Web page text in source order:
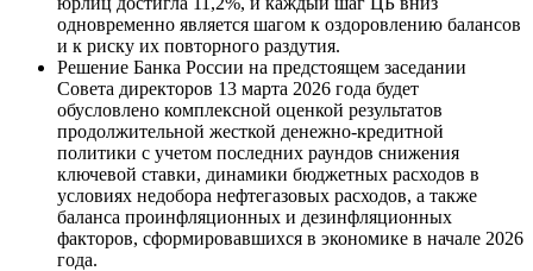
одновременно является шагом к оздоровлению балансов
и к риску их повторного раздутия.
Решение Банка России на предстоящем заседании
Совета директоров 13 марта 2026 года будет
обусловлено комплексной оценкой результатов
продолжительной жесткой денежно-кредитной
политики с учетом последних раундов снижения
ключевой ставки, динамики бюджетных расходов в
условиях недобора нефтегазовых расходов, а также
баланса проинфляционных и дезинфляционных
факторов, сформировавшихся в экономике в начале 2026
года.